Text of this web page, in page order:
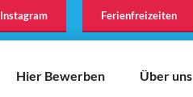
Instagram Ferienfreizeiten
Hier Bewerben Über uns